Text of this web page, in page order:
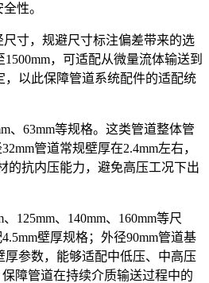
性。
寸，规避尺寸标注偏差带来的选
，可适配从微量流体输送到
以此保障管道系统配件的适配统
、63mm等规格。这类管道整体管
管道常规壁厚在2.4mm左右，
的抗内压能力，避免高压工况下出
125mm、140mm、160mm等尺
壁厚规格；外径90mm管道基
厚参数，能够适配中低压、中高压
保障管道在持续介质输送过程中的